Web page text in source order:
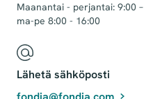
Maanantai - perjantai: 9:00
ma-pe 8:00 - 16:00
Lähetä sähköposti